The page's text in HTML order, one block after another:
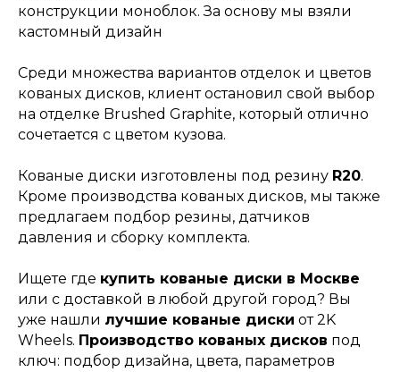
конструкции моноблок. За основу мы взяли
кастомный дизайн
Среди множества вариантов отделок и цветов
кованых дисков, клиент остановил свой выбор
на отделке Brushed Graphite, который отлично
сочетается с цветом кузова.
Кованые диски изготовлены под резину R20.
Кроме производства кованых дисков, мы также
предлагаем подбор резины, датчиков
давления и сборку комплекта.
Ищете где купить кованые диски в Москве
или с доставкой в любой другой город? Вы
уже нашли лучшие кованые диски от 2K
Wheels. Производство кованых дисков под
ключ: подбор дизайна, цвета, параметров